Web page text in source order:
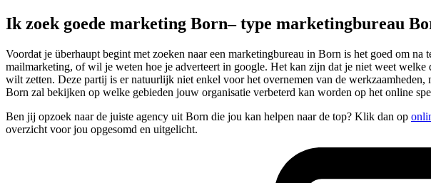
Ik zoek goede marketing Born– type marketingbureau
Voordat je überhaupt begint met zoeken naar een marketingbureau in Born is het goed om
mailmarketing, of wil je weten hoe je adverteert in google. Het kan zijn dat je niet weet
wilt zetten. Deze partij is er natuurlijk niet enkel voor het overnemen van de
Born zal bekijken op welke gebieden jouw organisatie verbeterd kan worden op het online
Ben jij opzoek naar de juiste agency uit Born die jou kan helpen naar de top? Klik dan op
overzicht voor jou opgesomd en uitgelicht.